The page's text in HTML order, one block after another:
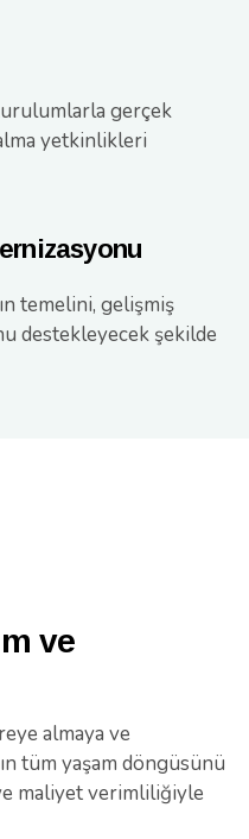
gerçek
yetkinlikleri
temelini, gelişmiş
destekleyecek şekilde
ve
almaya ve
tüm yaşam döngüsünü
maliyet verimliliğiyle